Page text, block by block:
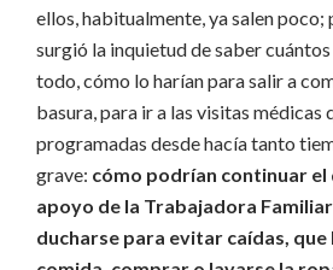
ellos, habitualmente, ya salen poco;
surgió la inquietud de saber
todo, cómo lo harían para salir a
basura, para ir a las visitas médicas
programadas desde hacía tanto
grave: cómo podrían continuar el
apoyo de la Trabajadora
ducharse para evitar caídas, que